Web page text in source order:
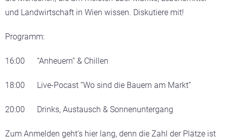
und Landwirtschaft in Wien wissen. Diskutiere mit!
Programm:
16:00 “Anheuern” & Chillen
18:00 Live-Pocast “Wo sind die Bauern am Markt”
20:00 Drinks, Austausch & Sonnenuntergang
Zum Anmelden geht’s hier lang, denn die Zahl der Plätze ist